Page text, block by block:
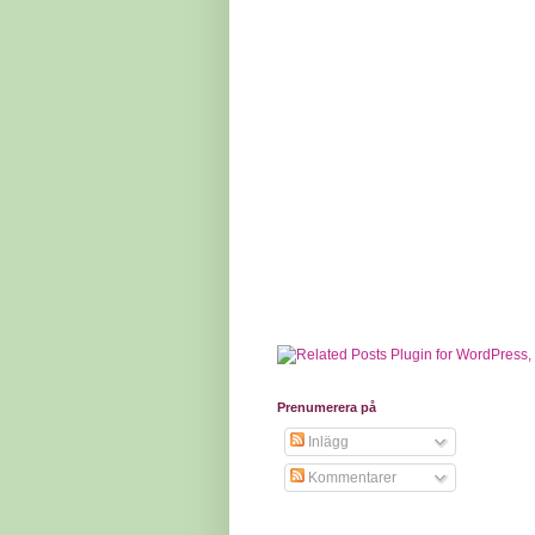
Prenumerera på
Inlägg
Kommentarer